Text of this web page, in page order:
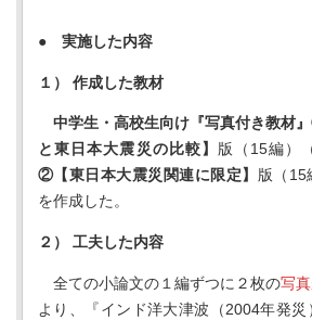
● 実施した内容
１） 作成した教材
中学生・高校生向け『写真付き教材
と東日本大震災の比較】 版（15編）
②【東日本大震災関連に限定】 版（15
を作成した。
２） 工夫した内容
全ての小論文の１編ずつに２枚の写
より、『インド洋大津波（2004年発